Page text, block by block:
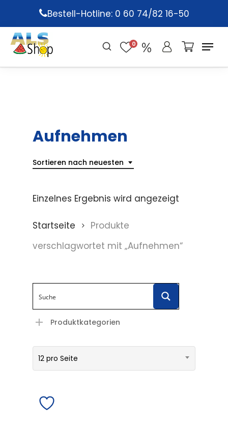
main
content
Bestell-Hotline: 0 60 74/82 16-50
0
Aufnehmen
Sortieren nach neuesten
Einzelnes Ergebnis wird angezeigt
Startseite
Produkte
verschlagwortet mit „Aufnehmen“
Produktkategorien
12 pro Seite